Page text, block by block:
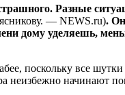
Разные
— NEWS.ru).
дому уделяешь,
поскольку все
неизбежно начинают